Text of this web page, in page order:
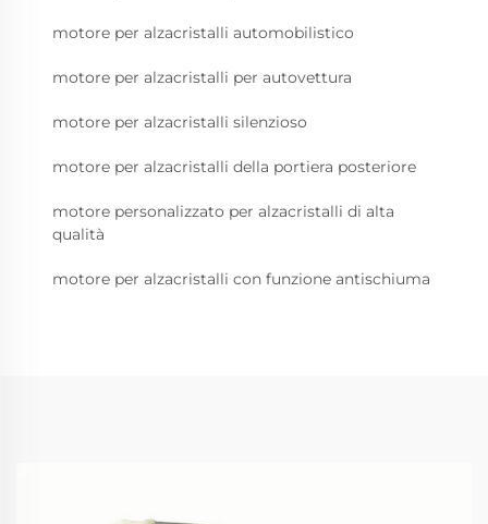
motore per alzacristalli automobilistico
motore per alzacristalli per autovettura
motore per alzacristalli silenzioso
motore per alzacristalli della portiera posteriore
motore personalizzato per alzacristalli di alta
qualità
motore per alzacristalli con funzione antischiuma